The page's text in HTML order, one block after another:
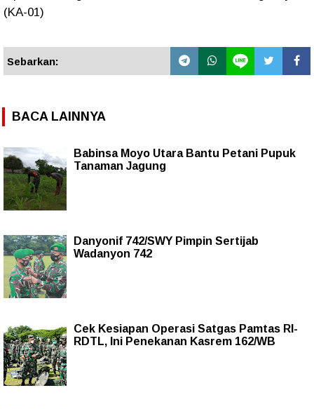
(KA-01)
Sebarkan:
BACA LAINNYA
Babinsa Moyo Utara Bantu Petani Pupuk
Tanaman Jagung
Danyonif 742/SWY Pimpin Sertijab
Wadanyon 742
Cek Kesiapan Operasi Satgas Pamtas RI-
RDTL, Ini Penekanan Kasrem 162/WB